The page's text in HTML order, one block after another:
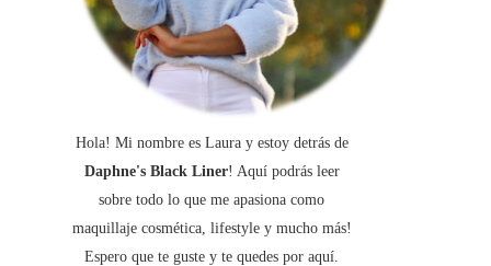
Hola! Mi nombre es Laura y estoy detrás de
Daphne's Black Liner! Aquí podrás leer
sobre todo lo que me apasiona como
maquillaje cosmética, lifestyle y mucho más!
Espero que te guste y te quedes por aquí.